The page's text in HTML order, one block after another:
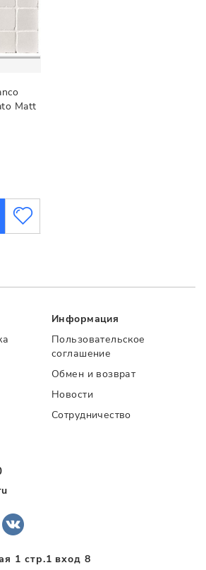
Matt
1 стр.1 вход 8
Информация
Пользовательское
соглашение
Обмен и возврат
Новости
Сотрудничество